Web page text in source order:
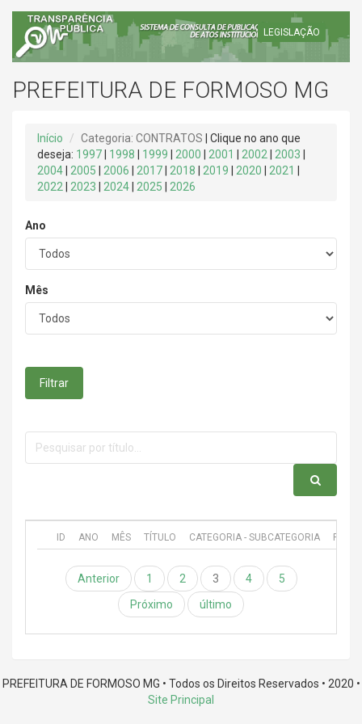
LEGISLAÇÃO
PREFEITURA DE FORMOSO MG
Início Categoria: CONTRATOS | Clique no ano que
deseja: 1997 1998 1999 2000 2001 2002 2003
2004
2005 2006 2017 2018 2019 2020 2021
2022
2023 2024 2025 2026
Ano
Mês
Filtrar
ID ANO MÊS TÍTULO CATEGORIA - SUBCATEGORIA
Anterior 1 2 3 4
5
Próximo
último
PREFEITURA DE FORMOSO MG • Todos os Direitos Reservados • 2020 •
Site Principal